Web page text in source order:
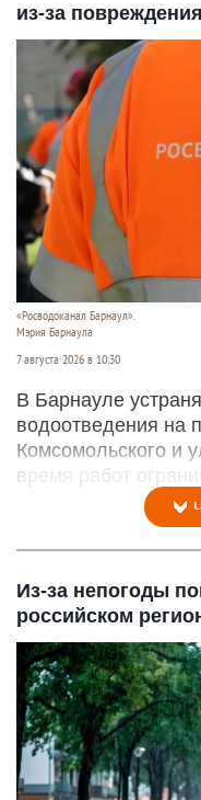
из-за
«Росводоканал Барнаул».
Мэрия Барнаула
7 августа 2026 в 10:30
В Барнауле
водоотведения на
Комсомольского и
время работ
Из-за непогоды
российском